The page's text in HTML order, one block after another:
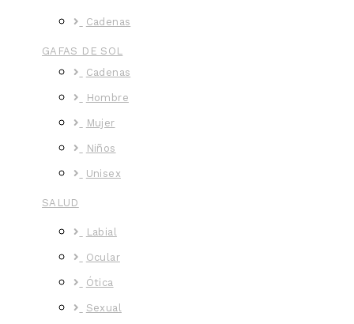
Cadenas
GAFAS DE SOL
Cadenas
Hombre
Mujer
Niños
Unisex
SALUD
Labial
Ocular
Ótica
Sexual